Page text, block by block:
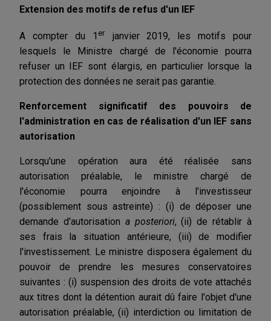
Extension des motifs de refus d'un IEF
A compter du 1 er janvier 2019, les motifs pour
lesquels le Ministre chargé de l'économie pourra
refuser un IEF sont élargis, en particulier lorsque la
protection des données ne serait pas garantie.
Renforcement significatif des pouvoirs de
l'administration en cas de réalisation d'un IEF sans
autorisation
Lorsqu'une opération aura été réalisée sans
autorisation préalable, le ministre chargé de
l'économie pourra enjoindre à l'investisseur
(possiblement sous astreinte) : (i) de déposer une
demande d'autorisation a posteriori, (ii) de rétablir à
ses frais la situation antérieure, (iii) de modifier
l'investissement. Le ministre disposera également du
pouvoir de prendre les mesures conservatoires
suivantes : (i) suspension des droits de vote attachés
aux titres dont la détention aurait dû faire l'objet d'une
autorisation préalable, (ii) interdiction ou limitation de